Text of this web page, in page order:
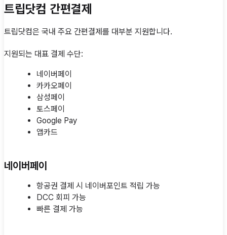
트립닷컴 간편결제
트립닷컴은 국내 주요 간편결제를 대부분 지원합니다.
지원되는 대표 결제 수단:
네이버페이
카카오페이
삼성페이
토스페이
Google Pay
앱카드
네이버페이
항공권 결제 시 네이버포인트 적립 가능
DCC 회피 가능
빠른 결제 가능